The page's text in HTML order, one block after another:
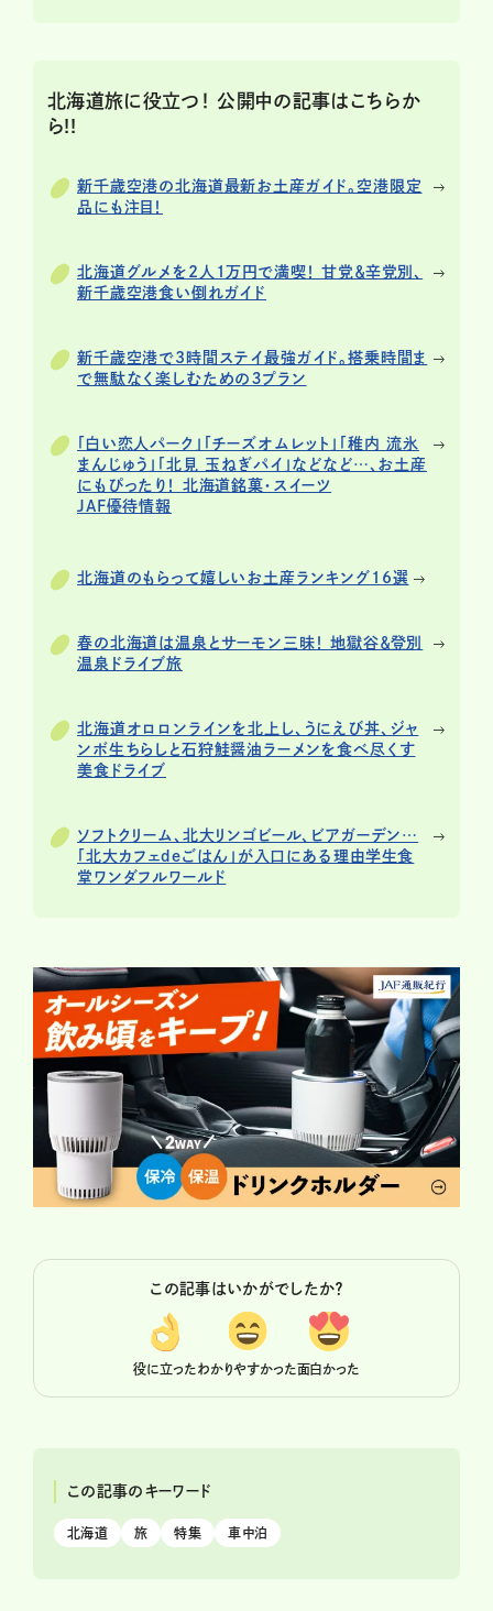
北海道旅に役立つ！ 公開中の記事はこちらか
ら!!
新千歳空港の北海道最新お土産ガイド。空港限定
品にも注目！
北海道グルメを2人1万円で満喫！ 甘党＆辛党別、
新千歳空港食い倒れガイド
新千歳空港で3時間ステイ最強ガイド。搭乗時間ま
で無駄なく楽しむための３プラン
「白い恋人パーク」「チーズオムレット」「稚内 流氷
まんじゅう」「北見 玉ねぎパイ」などなど…、お土産
にもぴったり！ 北海道銘菓・スイーツ
JAF優待情報
北海道のもらって嬉しいお土産ランキング16選
春の北海道は温泉とサーモン三昧！ 地獄谷＆登別
温泉ドライブ旅
北海道オロロンラインを北上し、うにえび丼、ジャ
ンボ生ちらしと石狩鮭醤油ラーメンを食べ尽くす
美食ドライブ
ソフトクリーム、北大リンゴビール、ビアガーデン…
「北大カフェdeごはん」が入口にある理由学生食
堂ワンダフルワールド
この記事はいかがでしたか？
役に立ったわかりやすかった面白かった
この記事のキーワード
北海道 旅 特集 車中泊